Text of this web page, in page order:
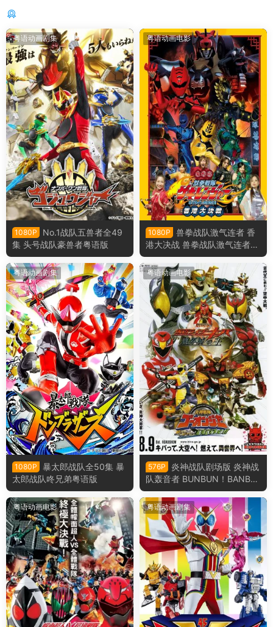
粤语动画剧集
1080P
No.1战队五兽者全49
集 头号战队豪兽者粤语版
粤语动画电影
1080P
兽拳战队激气连者 香
港大决战 兽拳战队激气连者
你你！好好！香港大决战粤语
版
粤语动画剧集
1080P
暴太郎战队全50集 暴
太郎战队咚兄弟粤语版
粤语动画电影
576P
炎神战队剧场版 炎神战
队轰音者 BUNBUN！BANBA
N！剧场BANG！粤语版
粤语动画电影 粤语动画剧集